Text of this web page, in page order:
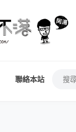
聯絡本站